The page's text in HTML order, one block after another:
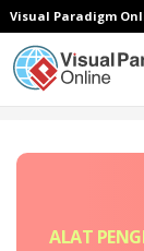
Visual Paradigm
ALAT